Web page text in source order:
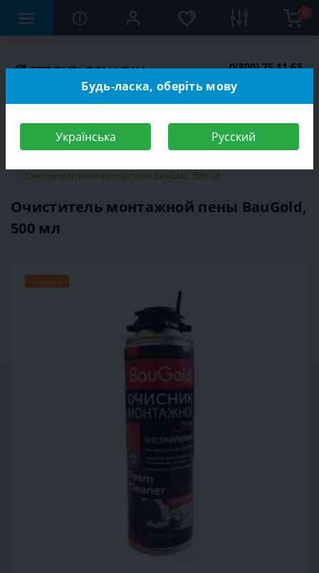
0
0(800) 75 11 63
Очиститель монтажной пены BauGold, 500 мл
Очиститель монтажной пены BauGold,
500 мл
Новинка
Будь-ласка, оберіть мову
Українська Русский